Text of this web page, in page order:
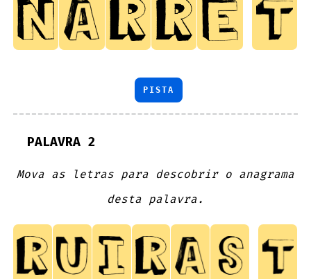
PISTA
PALAVRA 2
Mova as letras para descobrir o anagrama
desta palavra.